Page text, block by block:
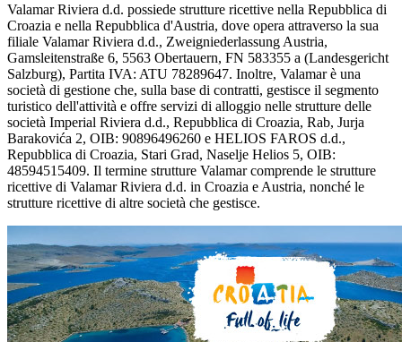
Valamar Riviera d.d. possiede strutture ricettive nella Repubblica di
Croazia e nella Repubblica d'Austria, dove opera attraverso la sua
filiale Valamar Riviera d.d., Zweigniederlassung Austria,
Gamsleitenstraße 6, 5563 Obertauern, FN 583355 a (Landesgericht
Salzburg), Partita IVA: ATU 78289647. Inoltre, Valamar è una
società di gestione che, sulla base di contratti, gestisce il segmento
turistico dell'attività e offre servizi di alloggio nelle strutture delle
società Imperial Riviera d.d., Repubblica di Croazia, Rab, Jurja
Barakovića 2, OIB: 90896496260 e HELIOS FAROS d.d.,
Repubblica di Croazia, Stari Grad, Naselje Helios 5, OIB:
48594515409. Il termine strutture Valamar comprende le strutture
ricettive di Valamar Riviera d.d. in Croazia e Austria, nonché le
strutture ricettive di altre società che gestisce.